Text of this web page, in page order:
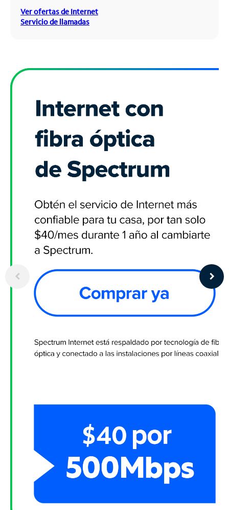
Ver ofertas de Internet
Servicio de llamadas